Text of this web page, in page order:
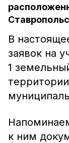
В
заявок на
1
к ним